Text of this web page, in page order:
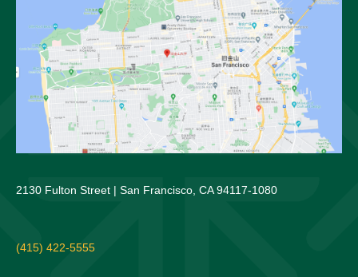
2130 Fulton Street | San Francisco, CA 94117-1080
(415) 422-5555